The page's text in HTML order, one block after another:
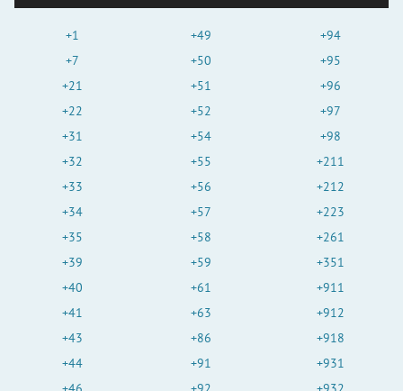
+1
+7
+21
+22
+31
+32
+33
+34
+35
+39
+40
+41
+43
+44
+49
+50
+51
+52
+54
+55
+56
+57
+58
+59
+61
+63
+86
+91
+94
+95
+96
+97
+98
+211
+212
+223
+261
+351
+911
+912
+918
+931